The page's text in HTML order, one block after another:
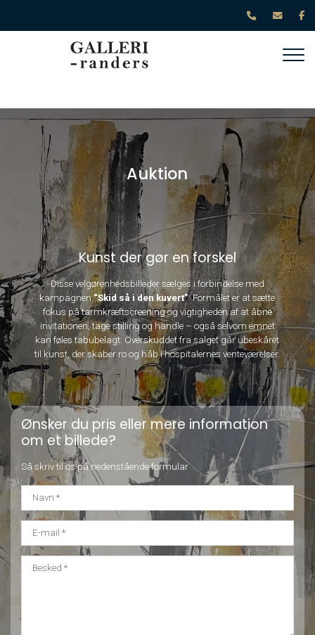
Kunst der gør en forskel
Disse velgørenhedsbilleder sælges i forbindelse med
kampagnen“Skid så i den kuvert”. Formålet er at sætte
fokus på tarmkræftscreening og vigtigheden af at åbne
invitationen, tage stilling og handle – også selvom emnet
kan føles tabubelagt. Overskuddet fra salget går ubeskåret
til kunst, der skaber ro og håb i hospitalernes venteværelser.
Auktion
Ønsker du pris eller mere information
om et billede?
Så skriv til os på nedenstående formular